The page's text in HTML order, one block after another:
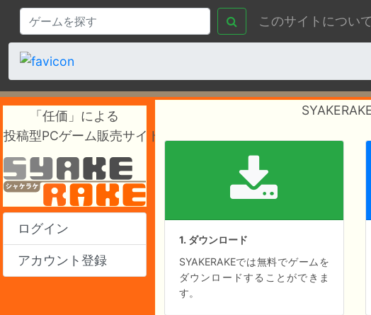
このサイトについて
「任価」による
投稿型PCゲーム販売サイト
ログイン
アカウント登録
1. ダウンロード
SYAKERAKEでは無料でゲームを
ダウンロードすることができま
す。